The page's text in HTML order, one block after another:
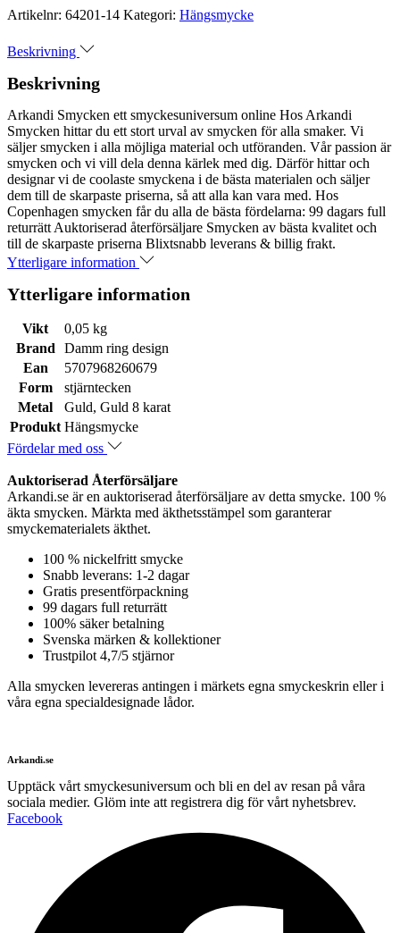
Artikelnr: 64201-14 Kategori: Hängsmycke
Beskrivning
Beskrivning
Arkandi Smycken ett smyckesuniversum online Hos Arkandi
Smycken hittar du ett stort urval av smycken för alla smaker. Vi
säljer smycken i alla möjliga material och utföranden. Vår passion är
smycken och vi vill dela denna kärlek med dig. Därför hittar och
designar vi de coolaste smyckena i de bästa materialen och säljer
dem till de skarpaste priserna, så att alla kan vara med. Hos
Copenhagen smycken får du alla de bästa fördelarna: 99 dagars full
returrätt Auktoriserad återförsäljare Smycken av bästa kvalitet och
till de skarpaste priserna Blixtsnabb leverans & billig frakt.
Ytterligare information
Ytterligare information
Vikt
0,05 kg
Brand
Damm ring design
Ean
5707968260679
Form
stjärntecken
Metal
Guld, Guld 8 karat
Produkt Hängsmycke
Fördelar med oss
Auktoriserad Återförsäljare
Arkandi.se är en auktoriserad återförsäljare av detta smycke. 100 %
äkta smycken. Märkta med äkthetsstämpel som garanterar
smyckematerialets äkthet.
100 % nickelfritt smycke
Snabb leverans: 1-2 dagar
Gratis presentförpackning
99 dagars full returrätt
100% säker betalning
Svenska märken & kollektioner
Trustpilot 4,7/5 stjärnor
Alla smycken levereras antingen i märkets egna smyckeskrin eller i
våra egna specialdesignade lådor.
Arkandi.se
Upptäck vårt smyckesuniversum och bli en del av resan på våra
sociala medier. Glöm inte att registrera dig för vårt nyhetsbrev.
Facebook